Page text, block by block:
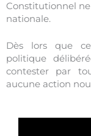
Constitutionnel
nationale.
Dès lors que
politique
contester par
aucune action